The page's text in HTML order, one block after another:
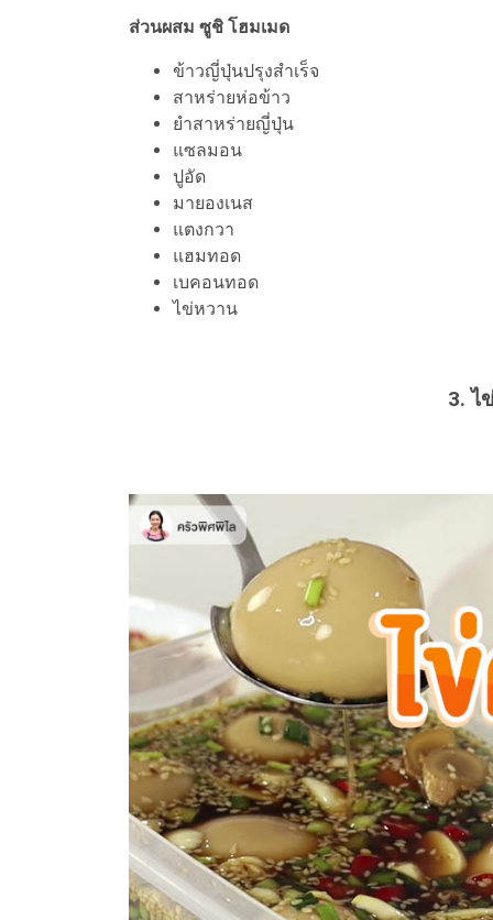
ส่วนผสม ซูชิ โฮมเมด
ข้าวญี่ปุ่นปรุงสำเร็จ
สาหร่ายห่อข้าว
ยำสาหร่ายญี่ปุ่น
แซลมอน
ปูอัด
มายองเนส
แตงกวา
แฮมทอด
เบคอนทอด
ไข่หวาน
3. ไ